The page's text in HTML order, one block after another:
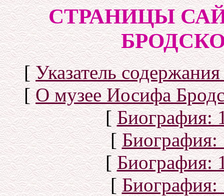
СТРАНИЦЫ
[Указатель
[О музее Иосифа
[Биография:
[Биография:
[Биография:
[Биография: